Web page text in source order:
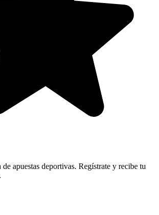
apuestas deportivas. Regístrate y recibe tu